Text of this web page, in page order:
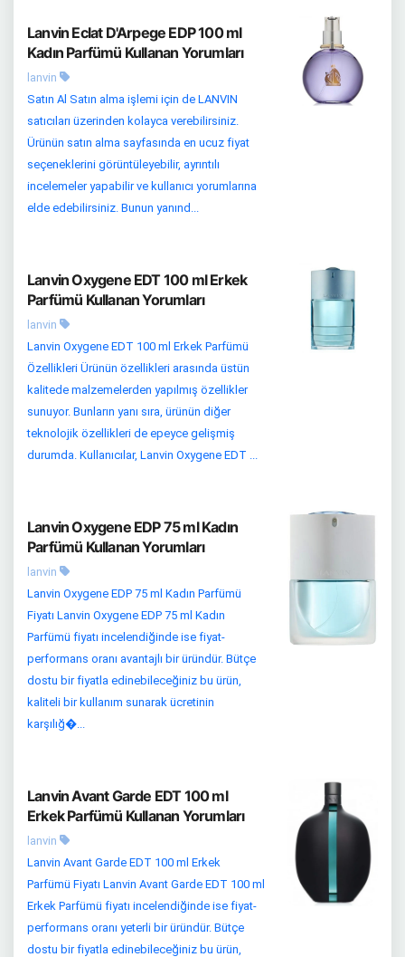
Lanvin Eclat D'Arpege EDP 100 ml
Kadın Parfümü Kullanan Yorumları
lanvin
Satın Al Satın alma işlemi için de LANVIN
satıcıları üzerinden kolayca verebilirsiniz.
Ürünün satın alma sayfasında en ucuz fiyat
seçeneklerini görüntüleyebilir, ayrıntılı
incelemeler yapabilir ve kullanıcı yorumlarına
elde edebilirsiniz. Bunun yanınd...
Lanvin Oxygene EDT 100 ml Erkek
Parfümü Kullanan Yorumları
lanvin
Lanvin Oxygene EDT 100 ml Erkek Parfümü
Özellikleri Ürünün özellikleri arasında üstün
kalitede malzemelerden yapılmış özellikler
sunuyor. Bunların yanı sıra, ürünün diğer
teknolojik özellikleri de epeyce gelişmiş
durumda. Kullanıcılar, Lanvin Oxygene EDT ...
Lanvin Oxygene EDP 75 ml Kadın
Parfümü Kullanan Yorumları
lanvin
Lanvin Oxygene EDP 75 ml Kadın Parfümü
Fiyatı Lanvin Oxygene EDP 75 ml Kadın
Parfümü fiyatı incelendiğinde ise fiyat-
performans oranı avantajlı bir üründür. Bütçe
dostu bir fiyatla edinebileceğiniz bu ürün,
kaliteli bir kullanım sunarak ücretinin
karşılığ�...
Lanvin Avant Garde EDT 100 ml
Erkek Parfümü Kullanan Yorumları
lanvin
Lanvin Avant Garde EDT 100 ml Erkek
Parfümü Fiyatı Lanvin Avant Garde EDT 100 ml
Erkek Parfümü fiyatı incelendiğinde ise fiyat-
performans oranı yeterli bir üründür. Bütçe
dostu bir fiyatla edinebileceğiniz bu ürün,